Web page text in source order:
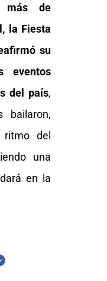
de
la Fiesta
su
eventos
del país,
bailaron,
del
una
en la